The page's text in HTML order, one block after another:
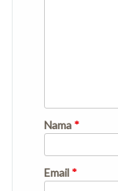
Nama *
Email *